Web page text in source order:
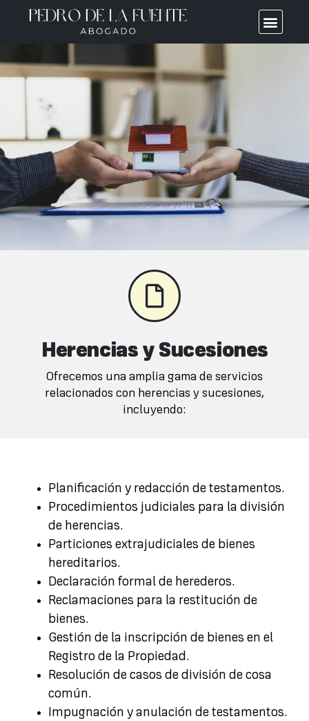
Herencias y Sucesiones
Ofrecemos una amplia gama de servicios
relacionados con herencias y sucesiones,
incluyendo:
Planificación y redacción de testamentos.
Procedimientos judiciales para la división
de herencias.
Particiones extrajudiciales de bienes
hereditarios.
Declaración formal de herederos.
Reclamaciones para la restitución de
bienes.
Gestión de la inscripción de bienes en el
Registro de la Propiedad.
Resolución de casos de división de cosa
común.
Impugnación y anulación de testamentos.